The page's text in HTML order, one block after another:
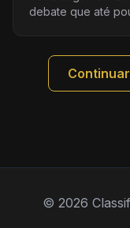
debate que até
© 2026